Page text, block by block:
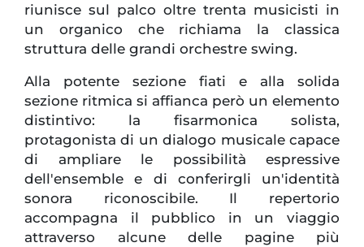
riunisce sul palco oltre trenta musicisti in
un organico che richiama la classica
struttura delle grandi orchestre swing.
Alla potente sezione fiati e alla solida
sezione ritmica si affianca però un elemento
distintivo: la fisarmonica solista,
protagonista di un dialogo musicale capace
di ampliare le possibilità espressive
dell'ensemble e di conferirgli un'identità
sonora riconoscibile. Il repertorio
accompagna il pubblico in un viaggio
attraverso alcune delle pagine più